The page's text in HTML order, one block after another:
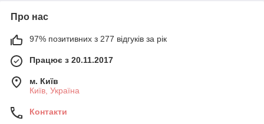
Про нас
97% позитивних з 277 відгуків за рік
Працює з 20.11.2017
м. Київ
Київ, Україна
Контакти